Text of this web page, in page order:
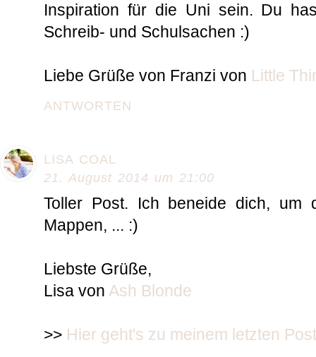
Inspiration für die Uni sein. Du
Schreib- und Schulsachen :)
Liebe Grüße von Franzi von Little
ANTWORTEN
LISA COAL
21. August 2014 um 21:00
Toller Post. Ich beneide dich, um
Mappen, ... :)
Liebste Grüße,
Lisa von Ash Blonde
>> Hier geht's zu meinem letzten